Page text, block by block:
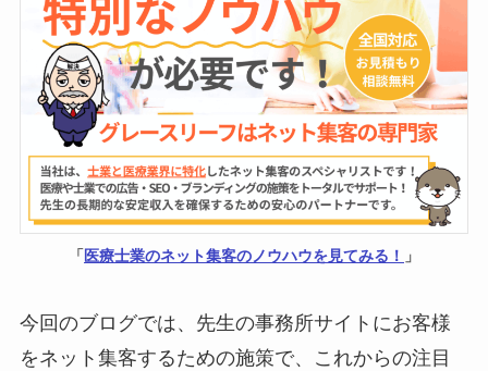
「 医療士業のネット集客のノウハウを見てみる！ 」
今回のブログでは、先生の事務所サイトにお客様
をネット集客するための施策で、これからの注目